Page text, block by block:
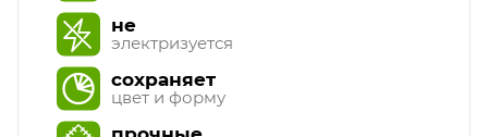
не
электризуется
сохраняет
цвет и форму